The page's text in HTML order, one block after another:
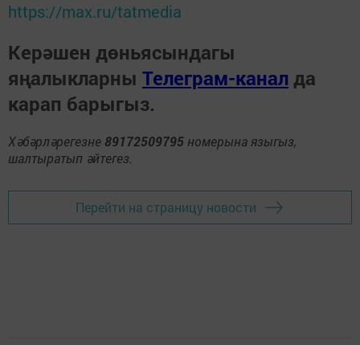
https://max.ru/tatmedia
Керәшен дөньясындагы
яңалыкларны Телеграм-канал да
карап барыгыз.
Хәбәрләрегезне 89172509795 номерына языгыз,
шалтыратып әйтегез.
Перейти на страницу новости